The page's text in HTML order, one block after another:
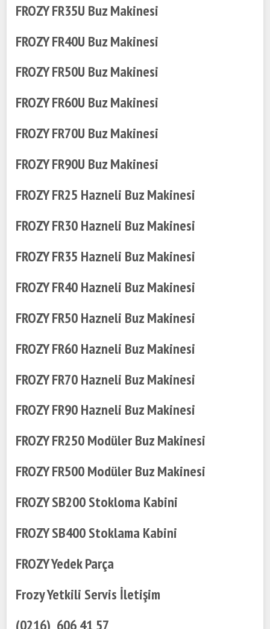
FROZY FR35U Buz Makinesi
FROZY FR40U Buz Makinesi
FROZY FR50U Buz Makinesi
FROZY FR60U Buz Makinesi
FROZY FR70U Buz Makinesi
FROZY FR90U Buz Makinesi
FROZY FR25 Hazneli Buz Makinesi
FROZY FR30 Hazneli Buz Makinesi
FROZY FR35 Hazneli Buz Makinesi
FROZY FR40 Hazneli Buz Makinesi
FROZY FR50 Hazneli Buz Makinesi
FROZY FR60 Hazneli Buz Makinesi
FROZY FR70 Hazneli Buz Makinesi
FROZY FR90 Hazneli Buz Makinesi
FROZY FR250 Modüler Buz Makinesi
FROZY FR500 Modüler Buz Makinesi
FROZY SB200 Stokloma Kabini
FROZY SB400 Stoklama Kabini
FROZY Yedek Parça
Frozy Yetkili Servis İletişim
(0216) 606 41 57